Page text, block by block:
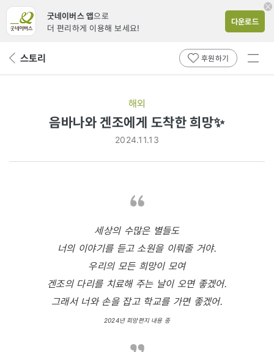
굿네이버스 앱으로
더 편리하게 이용해 보세요!
다운로드
뒤 스토리 후원하기
전체
해외
음바나와 겐조에게 도착한 희망✨
2024.11.13
세상의 수많은 별들도
너의 이야기를 듣고 소원을 이뤄줄 거야.
우리의 모든 희망이 모여
겐조의 다리를 치료해 주는 날이 오면 좋겠어.
그래서 너와 손을 잡고 학교를 가면 좋겠어.
2024년 희망편지 내용 중